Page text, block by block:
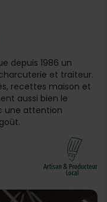
depuis 1986 un
et traiteur.
recettes maison et
aussi bien le
une attention